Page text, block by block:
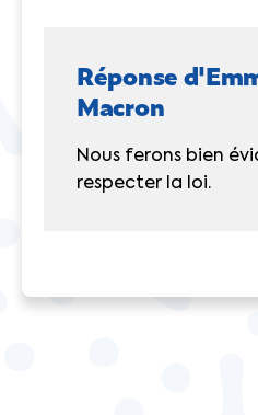
Réponse
Macron
Nous ferons bien
respecter la loi.